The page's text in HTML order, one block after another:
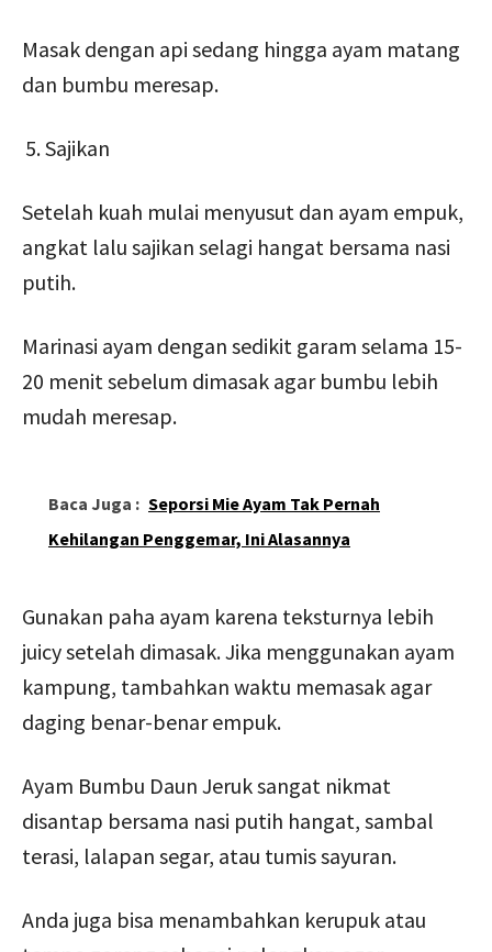
Masak dengan api sedang hingga ayam matang
dan bumbu meresap.
Sajikan
Setelah kuah mulai menyusut dan ayam empuk,
angkat lalu sajikan selagi hangat bersama nasi
putih.
Marinasi ayam dengan sedikit garam selama 15-
20 menit sebelum dimasak agar bumbu lebih
mudah meresap.
Baca Juga : Seporsi Mie Ayam Tak Pernah
Kehilangan Penggemar, Ini Alasannya
Gunakan paha ayam karena teksturnya lebih
juicy setelah dimasak. Jika menggunakan ayam
kampung, tambahkan waktu memasak agar
daging benar-benar empuk.
Ayam Bumbu Daun Jeruk sangat nikmat
disantap bersama nasi putih hangat, sambal
terasi, lalapan segar, atau tumis sayuran.
Anda juga bisa menambahkan kerupuk atau